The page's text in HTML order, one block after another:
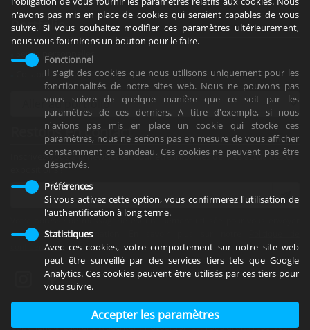
Portfolio
Séries personnelles
Collaborations
Restons en contact
Inscrivez-vous à la newsletter pour être informés de mes actualités et
expositions !
Votre adresse de messagerie est uniquement utilisée pour vous envoyer
notre lettre d'information. En savoir plus sur notre
confidentialité
Net Catalyst
Copyright © Laurent Waechter Photographies. Tous droits réservés.
n'avons pas mis en place de cookies qui seraient capables de vous
suivre. Si vous souhaitez modifier ces paramètres ultérieurement,
nous vous fournirons un bouton pour le faire.
Fonctionnel
Il s'agit des cookies que nous utilisons uniquement pour les
fonctionnalités de notre sites web. Nous ne pouvons pas
vous suivre de quelque manière que ce soit par les
paramètres de ces derniers. A titre d'exemple, si nous
n'avions pas mis en place un cookie qui stocke ces
paramètres, nous ne serions pas en mesure de vous afficher
constamment ce bandeau. Ces cookies ne peuvent pas être
désactivés.
Préférences
Si vous activez cette option, vous confirmerez l'utilisation de
l'authentification à long terme.
Statistiques
Avec ces cookies, votre comportement sur notre site web
peut être surveillé par des services tiers tels que Google
Analytics. Ces cookies peuvent être utilisés par ces tiers pour
vous suivre.
Paramètres de cookies